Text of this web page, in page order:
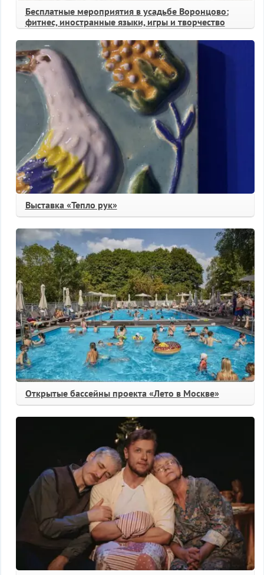
Бесплатные мероприятия в усадьбе Воронцово:
фитнес, иностранные языки, игры и творчество
Выставка «Тепло рук»
Открытые бассейны проекта «Лето в Москве»